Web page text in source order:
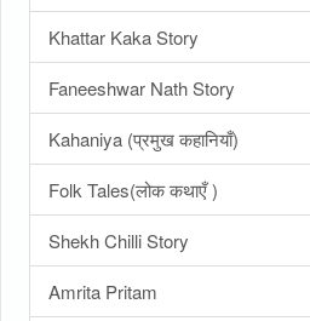
Khattar Kaka Story
Faneeshwar Nath Story
Kahaniya (प्रमुख कहानियाँ)
Folk Tales(लोक कथाएँ )
Shekh Chilli Story
Amrita Pritam